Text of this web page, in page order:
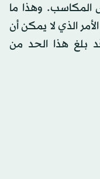
وهذا ما
الذي لا يمكن أن
بلغ هذا الحد من